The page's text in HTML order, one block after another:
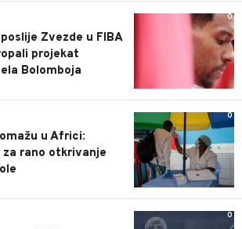
0
Zvezde u FIBA
projekat
Bolomboja
0
u Africi:
rano otkrivanje
0